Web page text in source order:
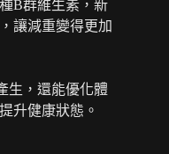
B群維生素，新
讓減重變得更加
生，還能優化體
升健康狀態。